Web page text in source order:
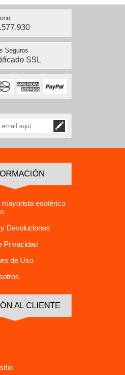
Seguros
SSL
mayorista esotérico
Devoluciones
Privacidad
de Uso
AL CLIENTE